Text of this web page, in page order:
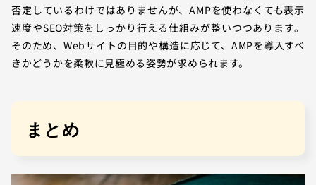
否定しているわけではありませんが、AMPを使わなくても表示
速度やSEO対策をしっかり行える仕組みが整いつつあります。
そのため、Webサイトの目的や構造に応じて、AMPを導入すべ
きかどうかを柔軟に見極める姿勢が求められます。
まとめ